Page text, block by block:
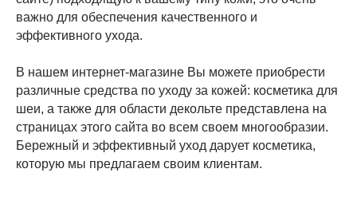
важно для обеспечения качественного и
эффективного ухода.
В нашем интернет-магазине Вы можете приобрести
различные средства по уходу за кожей: косметика для
шеи, а также для области декольте представлена на
страницах этого сайта во всем своем многообразии.
Бережный и эффективный уход дарует косметика,
которую мы предлагаем своим клиентам.